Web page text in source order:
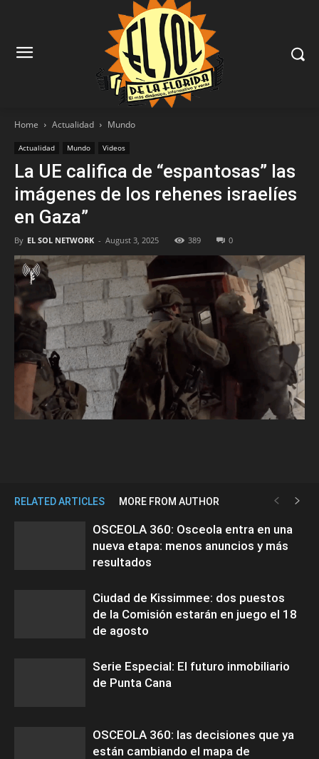
Home Actualidad Mundo
Actualidad Mundo Videos
La UE califica de “espantosas” las
imágenes de los rehenes israelíes
en Gaza”
By EL SOL NETWORK - August 3, 2025 389 0
RELATED ARTICLES MORE FROM AUTHOR
OSCEOLA 360: Osceola entra en una
nueva etapa: menos anuncios y más
resultados
Ciudad de Kissimmee: dos puestos
de la Comisión estarán en juego el 18
de agosto
Serie Especial: El futuro inmobiliario
de Punta Cana
OSCEOLA 360: las decisiones que ya
están cambiando el mapa de